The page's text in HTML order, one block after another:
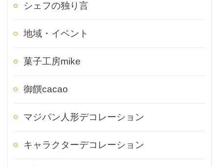
シェフの独り言
地域・イベント
菓子工房mike
御饌cacao
マジパン人形デコレーション
キャラクターデコレーション